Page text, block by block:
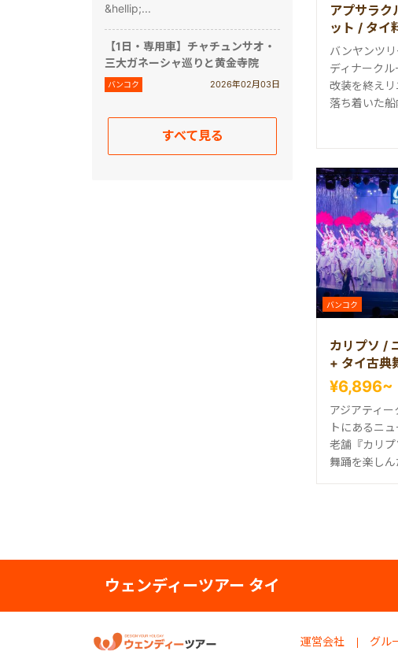
アプサラク
ット / タイ
＞
バンヤンツ
ディナーク
改装を終えリ
落ち着いた
バンコク
カリプソ /
+ タイ古典
理セット)
¥6,896~
アジアティ
トにあるニ
老舗『カリ
舞踊を楽し
&hellip;...
【1日・専用車】チャチュンサオ・
三大ガネーシャ巡りと黄金寺院
バンコク 2026年02月03日
すべて見る
ウェンディーツアー タイ
運営会社 グル